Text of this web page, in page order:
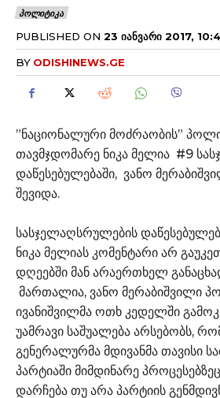
ᲞᲝᲚᲘᲢᲘᲙᲐ
PUBLISHED ON 23 ᲘᲐᲜᲕᲐᲠᲘ 2017,
BY ODISHINEWS.GE
”ნაციონალური მოძრაობის”
თავმჯდომარე ნიკა მელია #9
დაწესებულებაში, ვანო
შევიდა.
სასჯელაღსრულების
ნიკა მელიას კომენტარი არ
დღეებში მან არაერთხელ
მართალია, ვანო მერაბიშვილი
ივანიშვილმა ოთხ კედელში
უამრავი საშუალება არსებობს,
გენერალურმა მდივანმა თავისი
პარტიაში მიმდინარე
დარჩება თუ არა პარტიის